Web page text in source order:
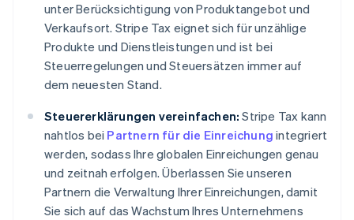
unter Berücksichtigung von Produktangebot und
Verkaufsort. Stripe Tax eignet sich für unzählige
Produkte und Dienstleistungen und ist bei
Steuerregelungen und Steuersätzen immer auf
dem neuesten Stand.
Steuererklärungen vereinfachen: Stripe Tax kann
nahtlos bei Partnern für die Einreichung integriert
werden, sodass Ihre globalen Einreichungen genau
und zeitnah erfolgen. Überlassen Sie unseren
Partnern die Verwaltung Ihrer Einreichungen, damit
Sie sich auf das Wachstum Ihres Unternehmens